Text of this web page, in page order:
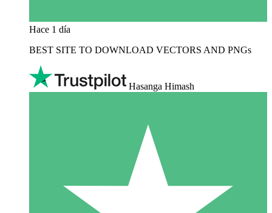
Hace 1 día
BEST SITE TO DOWNLOAD VECTORS AND PNGs
Hasanga Himash